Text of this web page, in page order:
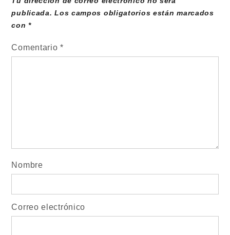
publicada. Los campos obligatorios están marcados
con*
Comentario*
Nombre
Correo electrónico